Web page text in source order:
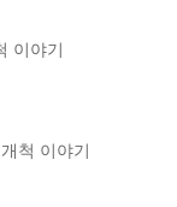
이야기
척 이야기